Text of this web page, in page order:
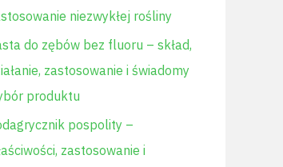
niezwykłej rośliny
do zębów bez fluoru – skład,
zastosowanie i świadomy
produktu
pospolity –
zastosowanie i